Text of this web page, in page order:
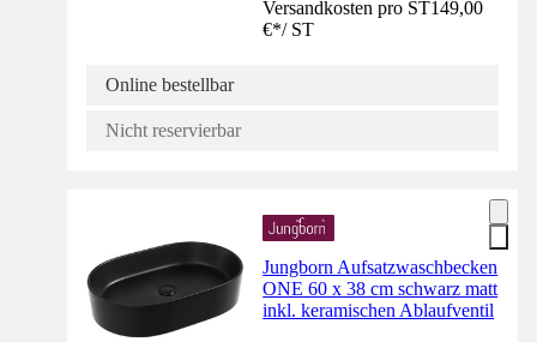
Versandkosten pro ST149,00
€*/ ST
Online bestellbar
Nicht reservierbar
Jungborn Aufsatzwaschbecken
ONE 60 x 38 cm schwarz matt
inkl. keramischen Ablaufventil